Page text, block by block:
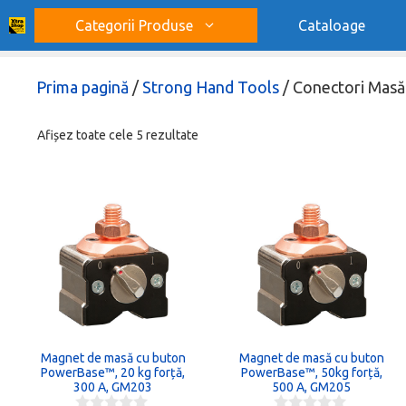
la
Categorii Produse Cataloage
Prima pagină / Strong Hand Tools / Conectori
Afișez toate cele 5 rezultate
Magnet de masă cu buton
PowerBase™, 20 kg forță,
300 A, GM203
Magnet de masă cu buton
PowerBase™, 50kg forță,
500 A, GM205